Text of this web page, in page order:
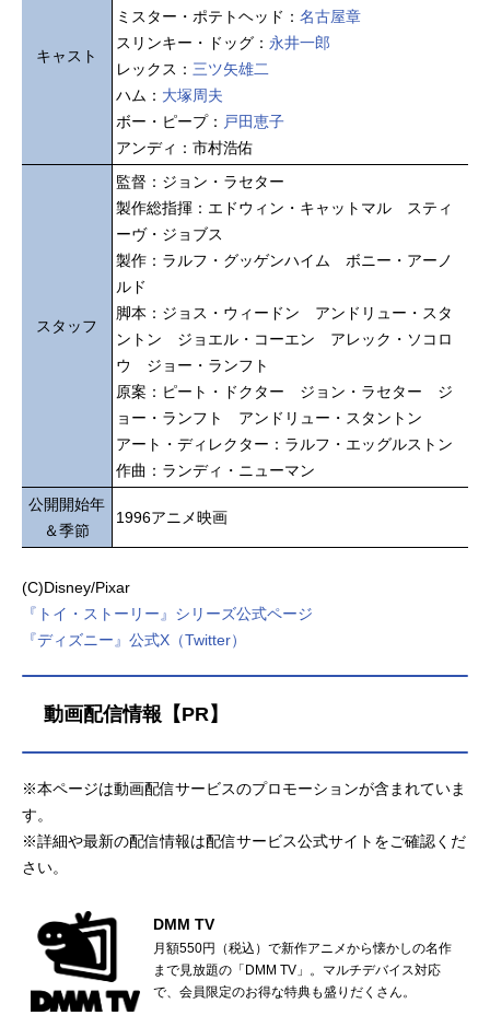
キャスト
ミスター・ポテトヘッド： 名古屋章
スリンキー・ドッグ： 永井一郎
レックス： 三ツ矢雄二
ハム： 大塚周夫
ボー・ピープ： 戸田恵子
アンディ：市村浩佑
スタッフ
監督：ジョン・ラセター
製作総指揮：エドウィン・キャットマル スティ
ーヴ・ジョブス
製作：ラルフ・グッゲンハイム ボニー・アーノ
ルド
脚本：ジョス・ウィードン アンドリュー・スタ
ントン ジョエル・コーエン アレック・ソコロ
ウ ジョー・ランフト
原案：ピート・ドクター ジョン・ラセター ジ
ョー・ランフト アンドリュー・スタントン
アート・ディレクター：ラルフ・エッグルストン
作曲：ランディ・ニューマン
公開開始年
＆季節
1996アニメ映画
(C)Disney/Pixar
『トイ・ストーリー』シリーズ公式ページ
『ディズニー』公式X（Twitter）
動画配信情報【PR】
※本ページは動画配信サービスのプロモーションが含まれていま
す。
※詳細や最新の配信情報は配信サービス公式サイトをご確認くだ
さい。
DMM TV
月額550円（税込）で新作アニメから懐かしの名作
まで見放題の「DMM TV」。マルチデバイス対応
で、会員限定のお得な特典も盛りだくさん。